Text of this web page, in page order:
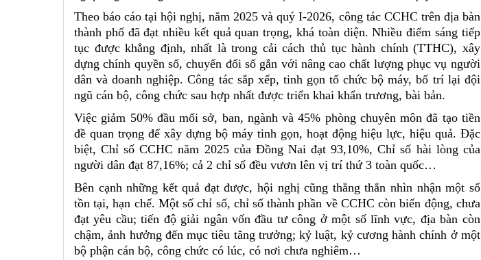
Theo báo cáo tại hội nghị, năm 2025 và quý I-2026, công tác CCHC trên địa bàn
thành phố đã đạt nhiều kết quả quan trọng, khá toàn diện. Nhiều điểm sáng tiếp
tục được khẳng định, nhất là trong cải cách thủ tục hành chính (TTHC), xây
dựng chính quyền số, chuyển đổi số gắn với nâng cao chất lượng phục vụ người
dân và doanh nghiệp. Công tác sắp xếp, tinh gọn tổ chức bộ máy, bố trí lại đội
ngũ cán bộ, công chức sau hợp nhất được triển khai khẩn trương, bài bản.
Việc giảm 50% đầu mối sở, ban, ngành và 45% phòng chuyên môn đã tạo tiền
đề quan trọng để xây dựng bộ máy tinh gọn, hoạt động hiệu lực, hiệu quả. Đặc
biệt, Chỉ số CCHC năm 2025 của Đồng Nai đạt 93,10%, Chỉ số hài lòng của
người dân đạt 87,16%; cả 2 chỉ số đều vươn lên vị trí thứ 3 toàn quốc…
Bên cạnh những kết quả đạt được, hội nghị cũng thẳng thắn nhìn nhận một số
tồn tại, hạn chế. Một số chỉ số, chỉ số thành phần về CCHC còn biến động, chưa
đạt yêu cầu; tiến độ giải ngân vốn đầu tư công ở một số lĩnh vực, địa bàn còn
chậm, ảnh hưởng đến mục tiêu tăng trưởng; kỷ luật, kỷ cương hành chính ở một
bộ phận cán bộ, công chức có lúc, có nơi chưa nghiêm…